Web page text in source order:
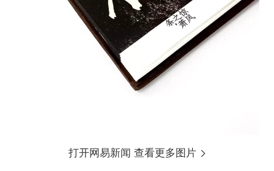
打开网易新闻 查看更多图片